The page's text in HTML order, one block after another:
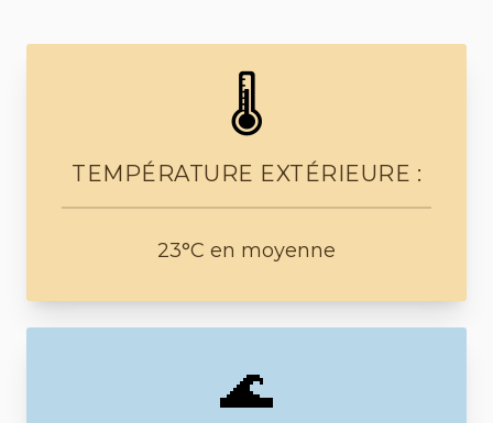
🌡️
TEMPÉRATURE EXTÉRIEURE :
23°C en moyenne
🌊